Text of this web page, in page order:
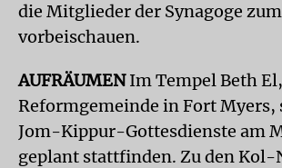
die Mitglieder der Synagoge
vorbeischauen.
AUFRÄUMENIm Tempel Beth
Reformgemeinde in Fort Myers,
Jom-Kippur-Gottesdienste am
geplant stattfinden. Zu den